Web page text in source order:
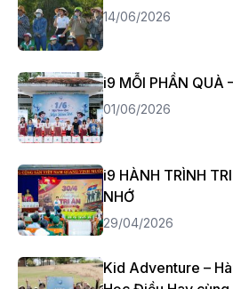
14/06/2026
i9 MỖI PHẦN QUÀ
01/06/2026
i9 HÀNH TRÌNH
NHỚ
29/04/2026
Kid Adventure –